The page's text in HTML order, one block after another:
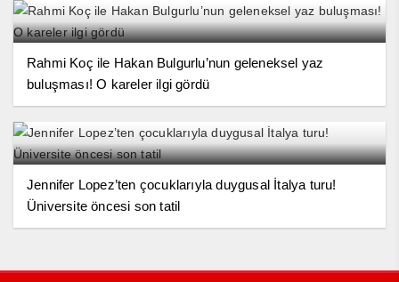
Rahmi Koç ile Hakan Bulgurlu’nun geleneksel yaz
buluşması! O kareler ilgi gördü
Jennifer Lopez’ten çocuklarıyla duygusal İtalya turu!
Üniversite öncesi son tatil